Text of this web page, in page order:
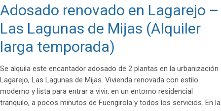
Golf
villa
independiente
venta
Cerros
del
Águila
Adosado renovado en Lagarejo –
Las Lagunas de Mijas (Alquiler
larga temporada)
Se alquila este encantador adosado de 2 plantas en la urbanización
Lagarejo, Las Lagunas de Mijas. Vivienda renovada con estilo
moderno y lista para entrar a vivir, en un entorno residencial
tranquilo, a pocos minutos de Fuengirola y todos los servicios. En la